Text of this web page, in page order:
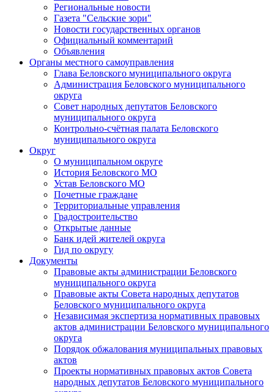
Региональные новости
Газета "Сельские зори"
Новости государственных органов
Официальный комментарий
Объявления
Органы местного самоуправления
Глава Беловского муниципального округа
Администрация Беловского муниципального
округа
Совет народных депутатов Беловского
муниципального округа
Контрольно-счётная палата Беловского
муниципального округа
Округ
О муниципальном округе
История Беловского МО
Устав Беловского МО
Почетные граждане
Территориальные управления
Градостроительство
Открытые данные
Банк идей жителей округа
Гид по округу
Документы
Правовые акты администрации Беловского
муниципального округа
Правовые акты Совета народных депутатов
Беловского муниципального округа
Независимая экспертиза нормативных правовых
актов администрации Беловского муниципального
округа
Порядок обжалования муниципальных правовых
актов
Проекты нормативных правовых актов Совета
народных депутатов Беловского муниципального